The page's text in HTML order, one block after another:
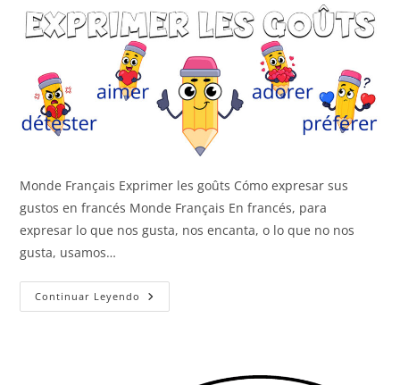
Monde Français Exprimer les goûts Cómo expresar sus
gustos en francés Monde Français En francés, para
expresar lo que nos gusta, nos encanta, o lo que no nos
gusta, usamos…
Continuar Leyendo Expresar
Los